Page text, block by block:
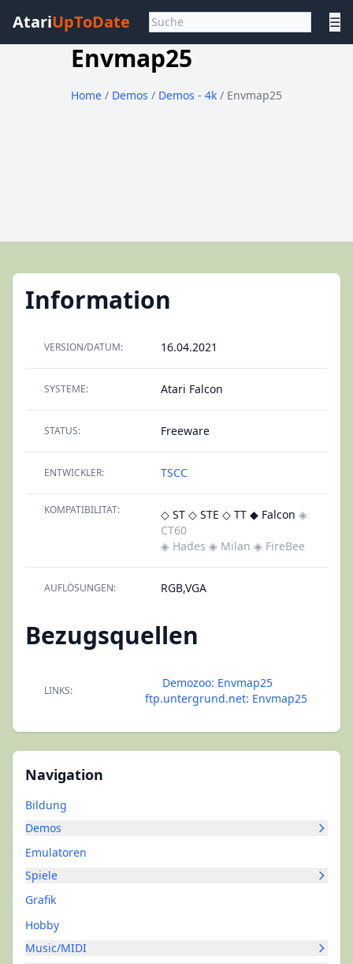
AtariUpToDate ☰
Envmap25
Home / Demos / Demos - 4k / Envmap25
Navigation
Bildung
Demos
Emulatoren
Spiele
Grafik
Hobby
Music/MIDI
Information
VERSION/DATUM: 16.04.2021
SYSTEME: Atari Falcon
STATUS: Freeware
ENTWICKLER: TSCC
KOMPATIBILITÄT: ◇ ST ◇ STE ◇ TT ◆ Falcon ◈
CT60
◈ Hades ◈ Milan ◈ FireBee
AUFLÖSUNGEN: RGB,VGA
Bezugsquellen
LINKS:
Demozoo: Envmap25
ftp.untergrund.net: Envmap25